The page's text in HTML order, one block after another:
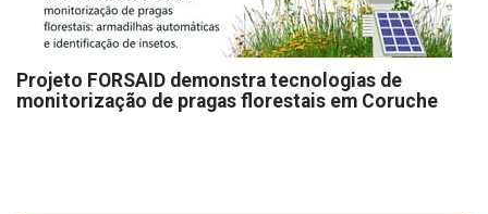
Projeto FORSAID demonstra tecnologias de
monitorização de pragas florestais em Coruche